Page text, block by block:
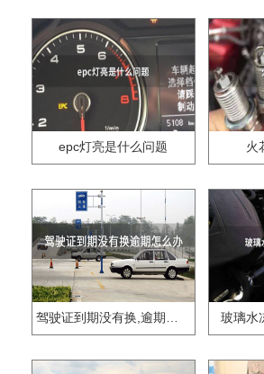
epc灯亮是什么问题 火
驾驶证到期没有换,逾期怎么办?? 玻璃水